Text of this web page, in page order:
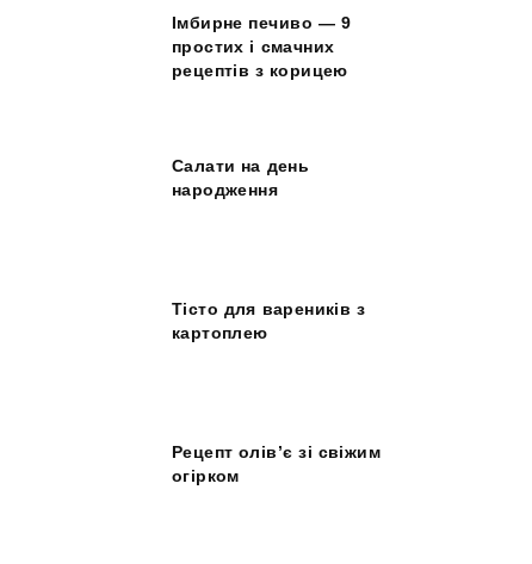
Імбирне печиво — 9
простих і смачних
рецептів з корицею
Салати на день
народження
Тісто для вареників з
картоплею
Рецепт олів’є зі свіжим
огірком